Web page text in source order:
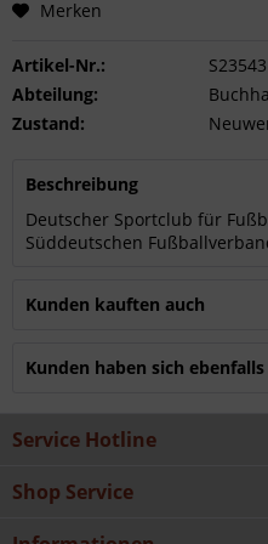
Merken
Artikel-Nr.:
S23543
Abteilung:
Zustand:
Beschreibung
Deutscher Sportclub für
Süddeutschen
Kunden kauften auch
Kunden haben sich ebenfalls
Service Hotline
Shop Service